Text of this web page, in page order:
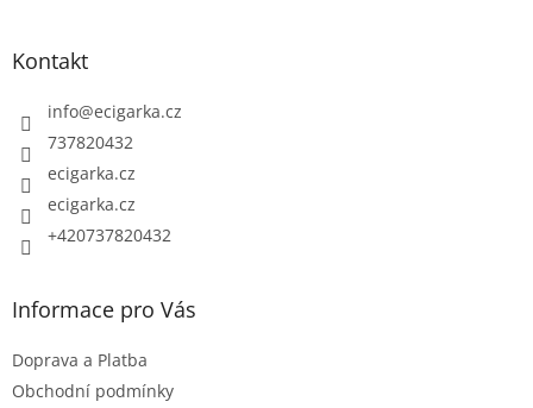
Kontakt
info@ecigarka.cz
737820432
ecigarka.cz
ecigarka.cz
+420737820432
Informace pro Vás
Doprava a Platba
Obchodní podmínky